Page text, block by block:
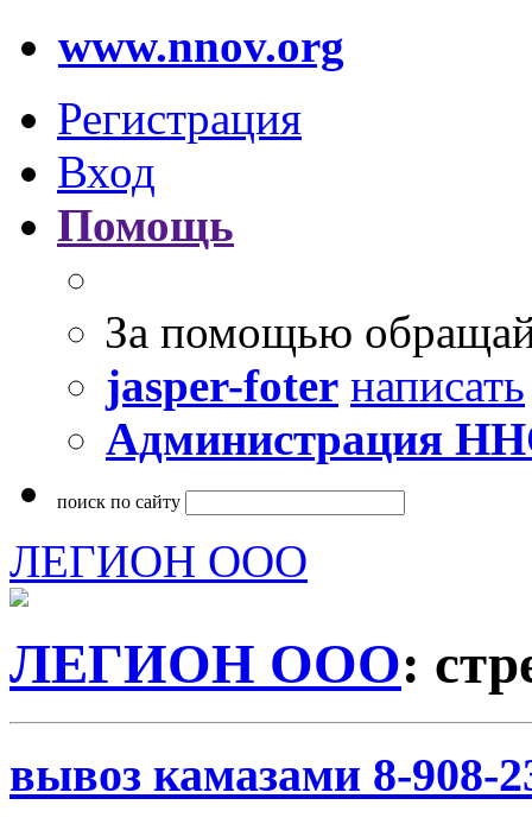
www.nnov.org
Регистрация
Вход
Помощь
За помощью
jasper-foter написать
Администрация
поиск по сайту
ЛЕГИОН ООО
ЛЕГИОН ООО:
вывоз камазами 8-908-